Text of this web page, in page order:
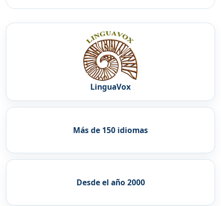
LinguaVox
Más de 150 idiomas
Desde el año 2000